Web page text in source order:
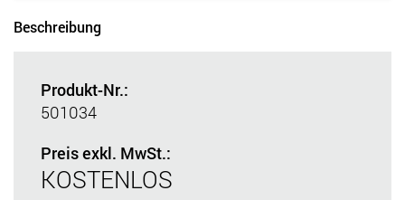
Beschreibung
Produkt-Nr.:
501034
Preis exkl. MwSt.:
KOSTENLOS